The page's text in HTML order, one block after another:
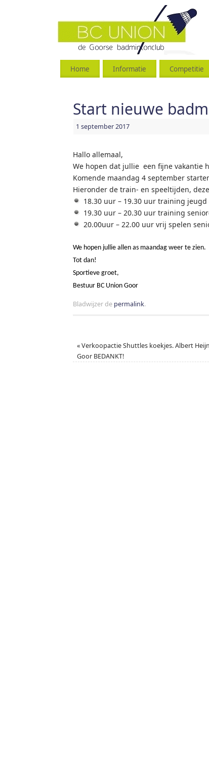
Home Informatie Competitie
Start nieuwe
1 september 2017
Hallo allemaal,
We hopen dat jullie een fijne vakantie
Komende maandag 4 september
Hieronder de train- en speeltijden,
18.30 uur – 19.30 uur training jeugd
19.30 uur – 20.30 uur training
20.00uur – 22.00 uur vrij spelen
We hopen jullie allen as maandag weer te zien.
Tot dan!
Sportieve groet,
Bestuur BC Union Goor
Bladwijzer de permalink.
«Verkoopactie Shuttles koekjes. Albert
Goor BEDANKT!